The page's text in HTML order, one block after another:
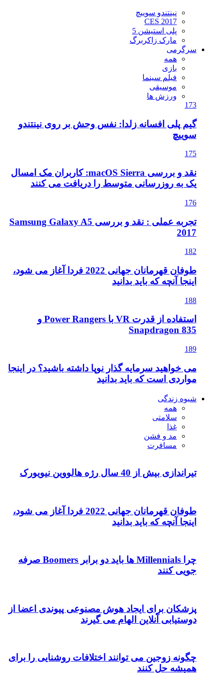
نینتندو سوییچ
CES 2017
پلی استیشن 5
مارک زاکربرگ
سرگرمی
همه
بازی
فیلم سینما
موسیقی
ورزش ها
173
گیم پلی افسانه زلدا: نفس وحش بر روی نینتندو
سوییچ
175
نقد و بررسی macOS Sierra: کاربران مک امسال
یک به روزرسانی متوسط را دریافت می کنند
176
تجربه عملی : نقد و بررسی Samsung Galaxy A5
2017
182
طوفان قهرمانان جهانی 2022 فردا آغاز می شود،
اینجا آنچه که باید بدانید
188
استفاده از قدرت VR با Power Rangers و
Snapdragon 835
189
می خواهید سرمایه گذار نوپا داشته باشید؟ در اینجا
مواردی است که باید بدانید
شیوه زندگی
همه
سلامتی
غذا
مد و فشن
مسافرت
تیراندازی بیش از 40 سال رژه هالووین نیویورک
طوفان قهرمانان جهانی 2022 فردا آغاز می شود،
اینجا آنچه که باید بدانید
چرا Millennials ها باید دو برابر Boomers صرفه
جویی کنند
پزشکان برای ایجاد هوش مصنوعی پیوندی اعضا از
دوستیابی آنلاین الهام می گیرند
چگونه زوجین می توانند اختلافات روشنایی را برای
همیشه حل کنند